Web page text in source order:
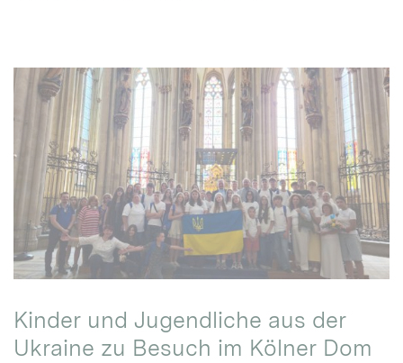
Kinder und Jugendliche aus der
Ukraine zu Besuch im Kölner Dom